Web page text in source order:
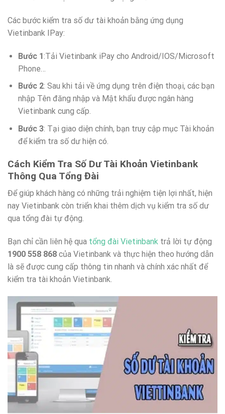
Các bước kiểm tra số dư tài khoản bằng ứng dụng
Vietinbank IPay:
Bước 1:Tải Vietinbank iPay cho Android/IOS/Microsoft
Phone…
Bước 2: Sau khi tải về ứng dụng trên điện thoại, các bạn
nhập Tên đăng nhập và Mật khẩu được ngân hàng
Vietinbank cung cấp.
Bước 3: Tại giao diện chính, bạn truy cập mục Tài khoản
để kiểm tra số dư hiện có.
Cách Kiểm Tra Số Dư Tài Khoản Vietinbank
Thông Qua Tổng Đài
Để giúp khách hàng có những trải nghiệm tiện lợi nhất, hiện
nay Vietinbank còn triển khai thêm dịch vụ kiểm tra số dư
qua tổng đài tự động.
Bạn chỉ cần liên hệ qua tổng đài Vietinbank trả lời tự động
1900 558 868 của Vietinbank và thực hiện theo hướng dẫn
là sẽ được cung cấp thông tin nhanh và chính xác nhất để
kiểm tra tài khoản Vietinbank.